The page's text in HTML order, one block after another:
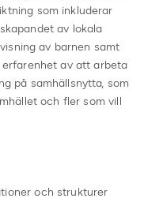
som inkluderar
av lokala
av barnen samt
av att arbeta
på samhällsnytta, som
och fler som vill
och strukturer